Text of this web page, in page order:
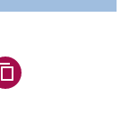
via WhatsApp
page via